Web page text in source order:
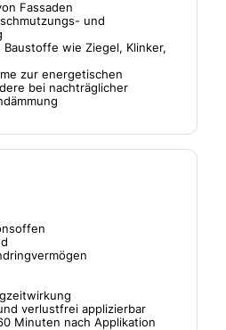
Fassaden
und
Baustoffe wie Ziegel, Klinker,
zur energetischen
bei nachträglicher
verlustfrei applizierbar
Minuten nach Applikation